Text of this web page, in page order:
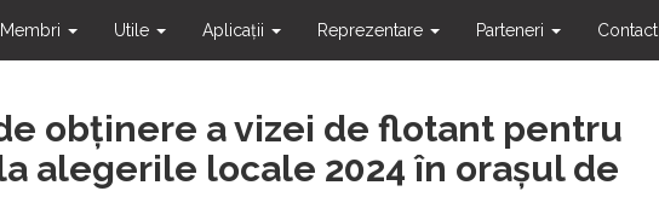
Membri Utile Aplicații Reprezentare Parteneri Contact
obținere a vizei de flotant pentru
alegerile locale 2024 în orașul de